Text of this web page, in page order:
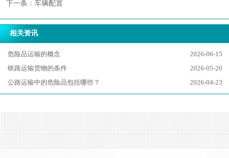
下一条： 车辆配置
相关资讯
2026-06-15
危险品运输的概念
2026-05-20
铁路运输货物的条件
2026-04-23
公路运输中的危险品包括哪些？